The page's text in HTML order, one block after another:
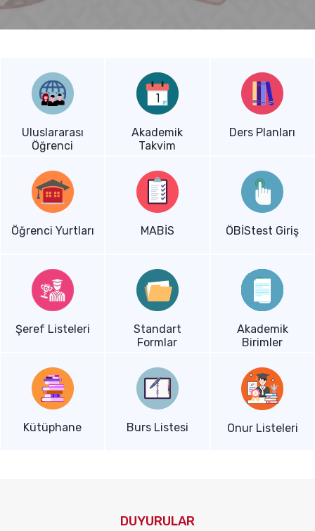
Uluslararası
Öğrenci
Akademik
Takvim
Ders Planları
Öğrenci Yurtları MABİS ÖBİStest Giriş
Şeref Listeleri
Standart
Formlar
Akademik
Birimler
Kütüphane Burs Listesi Onur Listeleri
DUYURULAR